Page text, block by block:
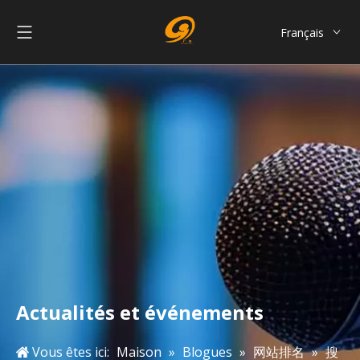
Français
العربية
Português
简体中文
Actualités et événements
Vous êtes ici: Maison » Blogues » 网站排名 » 搜